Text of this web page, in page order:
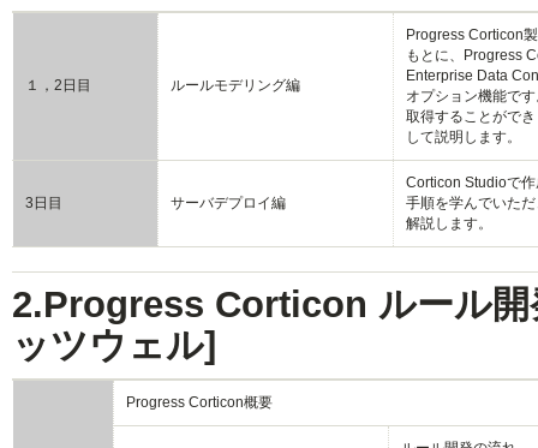
１，2日目 ルールモデリング編
Progress Corticon
もとに、Progress
Enterprise Data
オプション機能で
取得することがで
して説明します。
3日目 サーバデプロイ編
Corticon Studioで
手順を学んでいた
解説します。
2.Progress Corticon ルール開
ッツウェル]
Progress Corticon概要